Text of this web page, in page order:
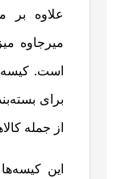
علاوه بر
میرجاوه
است.
برای
از جمله
این